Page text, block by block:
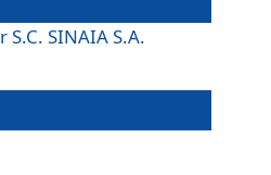
SINAIA S.A.